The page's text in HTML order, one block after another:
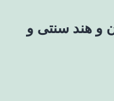
و هند سنتی و